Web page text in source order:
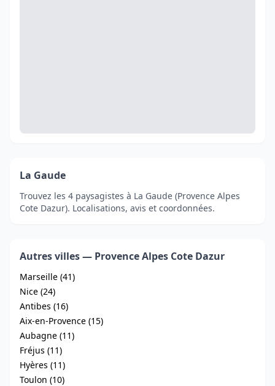
La Gaude
Trouvez les 4 paysagistes à La Gaude (Provence Alpes
Cote Dazur). Localisations, avis et coordonnées.
Autres villes — Provence Alpes Cote Dazur
Marseille (41)
Nice (24)
Antibes (16)
Aix-en-Provence (15)
Aubagne (11)
Fréjus (11)
Hyères (11)
Toulon (10)